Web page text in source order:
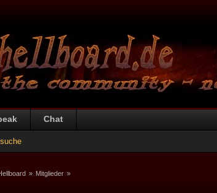
Chat
» Mitglieder »